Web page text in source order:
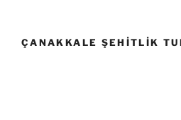
ÇANAKKALE ŞEHITLIK